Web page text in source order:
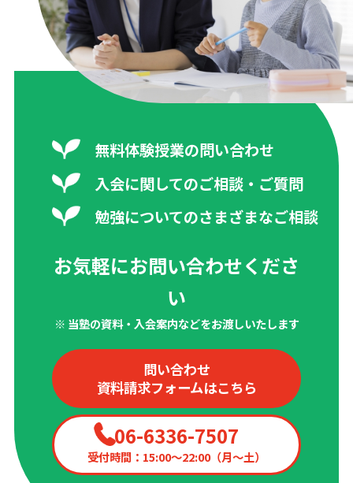
無料体験授業の問い合わせ
入会に関してのご相談・ご質問
勉強についてのさまざまなご相談
お気軽にお問い合わせくださ
い
※ 当塾の資料・入会案内などをお渡しいたします
問い合わせ
資料請求フォームはこちら
06-6336-7507
受付時間：15:00〜22:00（月〜土）